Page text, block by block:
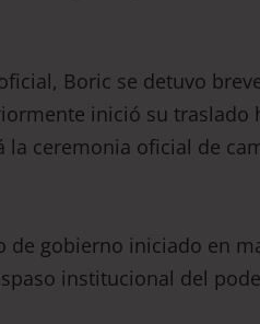
Boric se detuvo
inició su traslado
la ceremonia oficial de
de gobierno iniciado en
institucional del